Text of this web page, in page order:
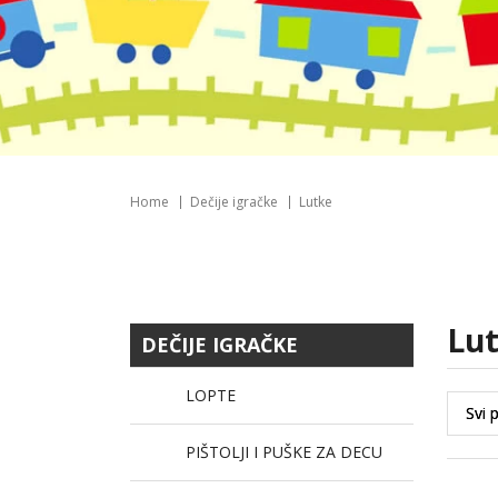
Home Dečije igračke Lutke
DEČIJE IGRAČKE
LOPTE
PIŠTOLJI I PUŠKE ZA DECU